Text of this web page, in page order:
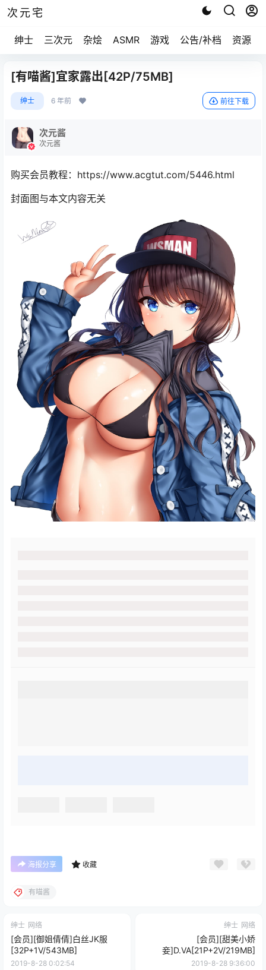
次元宅
绅士 三次元 杂烩 ASMR 游戏 公告/补档 资源求
[有喵酱]宜家露出[42P/75MB]
绅士 6 年前 前往下载
次元酱
次元酱
购买会员教程：https://www.acgtut.com/5446.html
封面图与本文内容无关
海报分享 收藏
有喵酱
绅士 网络
[会员][御姐倩倩]白丝JK服
[32P+1V/543MB]
2019-8-28 0:02:54
绅士 网络
[会员][甜美小娇
妾]D.VA[21P+2V/219MB]
2019-8-28 9:36:00